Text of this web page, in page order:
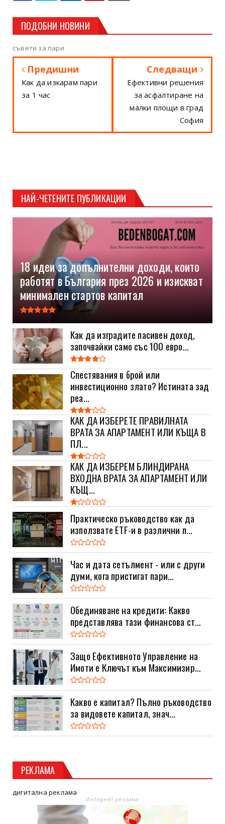
ПОДОБНИ НОВИНИ
съвети за пари
Предишни
Как да изкарам пари
за 1 час
Следващи
Ефективни решения
за асфалтиране на
малки площи в град
София
НАЙ-ЧЕТЕНИТЕ ПУБЛИКАЦИИ
18 идеи за допълнителни доходи, които
работят в България през 2026 и изискват
минимален стартов капитал
Как да изградите пасивен доход,
започвайки само със 100 евро...
Спестявания в брой или
инвестиционно злато? Истината зад
реа...
КАК ДА ИЗБЕРЕТЕ ПРАВИЛНАТА
ВРАТА ЗА АПАРТАМЕНТ ИЛИ КЪЩА В
ПЛ...
КАК ДА ИЗБЕРЕМ БЛИНДИРАНА
ВХОДНА ВРАТА ЗА АПАРТАМЕНТ ИЛИ
КЪЩ...
Практическо ръководство как да
използвате ETF-и в различни п...
Час и дата сетълмент - или с други
думи, кога пристигат пари...
Обединяване на кредити: Какво
представлява тази финансова ст...
Защо Ефективното Управление на
Имоти е Ключът към Максимизир...
Какво е капитал? Пълно ръководство
за видовете капитал, знач...
РЕКЛАМА
дигитална реклама
- Интернет реклама -